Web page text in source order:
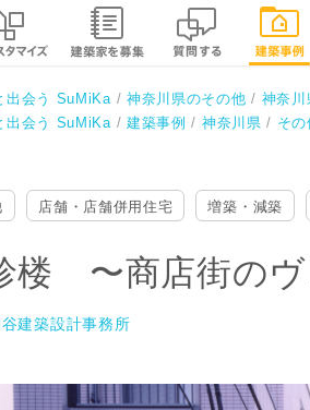
閉
出会う SuMiKa 神奈川県のその他 神奈川
出会う SuMiKa
建築事例 神奈川県 その
宝珍楼 〜商店街のヴォイド、吹抜けのあ
納谷建築設計事務所
店舗・店舗併用住宅 増築・減築
楼 〜商店街のヴ
建築設計事務所